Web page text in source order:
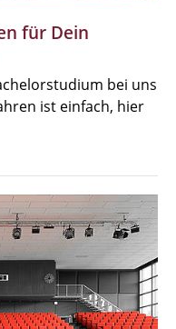
für Dein
bei uns
ist einfach, hier